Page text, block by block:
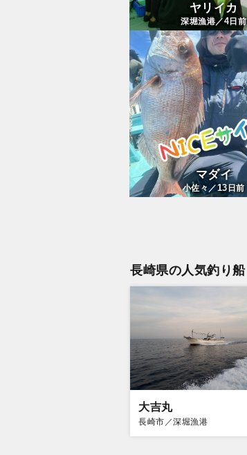
ヤリイカ
深堀漁港／4日前
マダイ
小佐々／13日前
長崎県の人気釣り船
大吉丸
長崎市／深堀漁港